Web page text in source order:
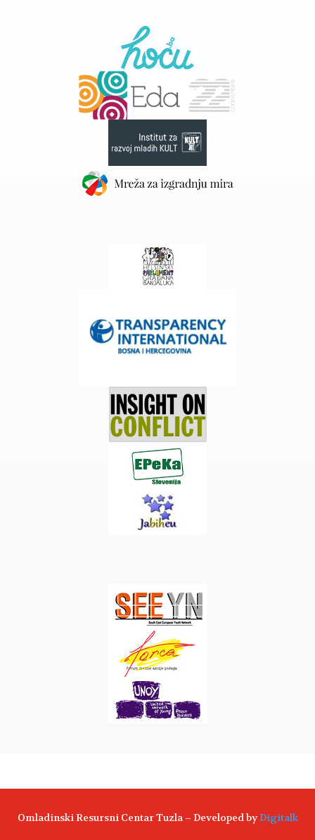
Omladinski Resursni Centar Tuzla – Developed byDigitalk